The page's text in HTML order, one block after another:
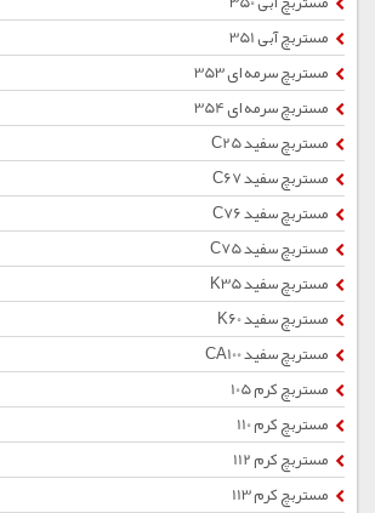
مستربچ آبی 351
مستربچ سرمه ای 353
مستربچ سرمه ای 354
مستربچ سفید C25
مستربچ سفید C67
مستربچ سفید C76
مستربچ سفید C75
مستربچ سفید K35
مستربچ سفید K60
مستربچ سفید CA100
مستربچ کرم 105
مستربچ کرم 110
مستربچ کرم 112
مستربچ کرم 113